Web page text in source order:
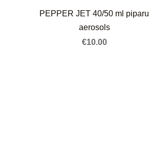
PEPPER JET 40/50 ml piparu
aerosols
€10.00